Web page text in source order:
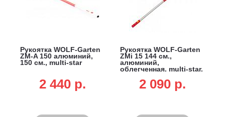
Рукоятка WOLF-Garten
ZM-A 150 алюминий,
150 см., multi-star
2 440 p.
Рукоятка WOLF-Garten
ZMi 15 144 см.,
алюминий,
облегченная, multi-star,
3-в-1, SR-M 60 и лопат
для очистки от снега
2 090 p.